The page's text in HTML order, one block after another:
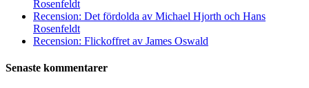
Rosenfeldt
Recension: Det fördolda av Michael Hjorth och Hans
Rosenfeldt
Recension: Flickoffret av James Oswald
Senaste kommentarer